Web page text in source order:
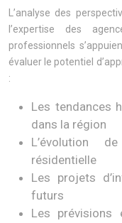
L’analyse des
l’expertise des
professionnels
évaluer le potentiel
:
Les tendances
dans la région
L’évolution
résidentielle
Les projets
futurs
Les prévisions